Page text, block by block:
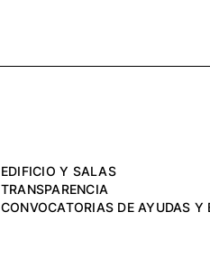
EDIFICIO Y SALAS
TRANSPARENCIA
CONVOCATORIAS DE AYUDAS Y